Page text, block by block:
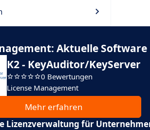
Aktuelle Software
K2 - KeyAuditor/KeyServer
0 Bewertungen
License Management
Mehr erfahren
Lizenzverwaltung für